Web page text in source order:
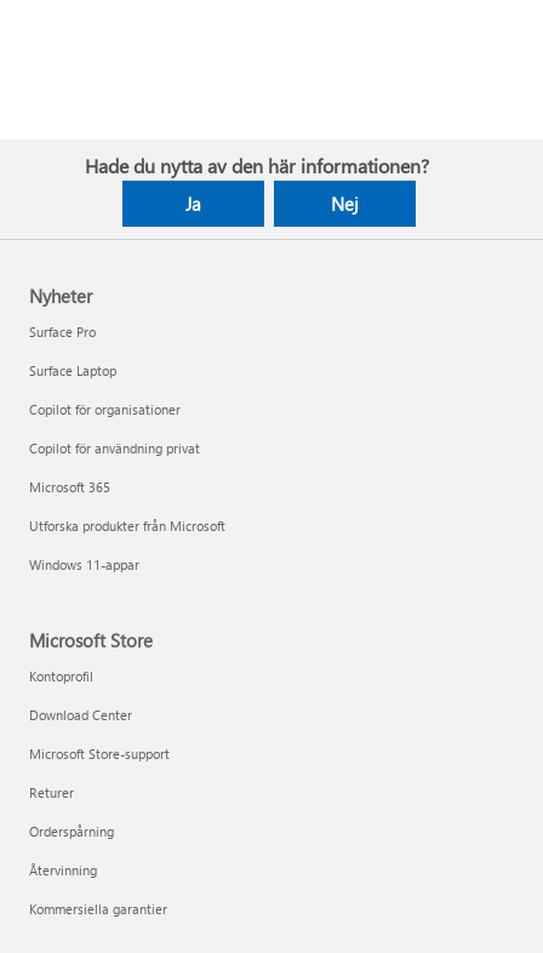
Hade du nytta av den här informationen?
Ja Nej
Nyheter
Surface Pro
Surface Laptop
Copilot för organisationer
Copilot för användning privat
Microsoft 365
Utforska produkter från Microsoft
Windows 11-appar
Microsoft Store
Kontoprofil
Download Center
Microsoft Store-support
Returer
Orderspårning
Återvinning
Kommersiella garantier